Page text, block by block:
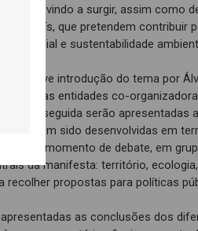
têm vindo a surgir, assim como
país, que pretendem contribuir
social e sustentabilidade
uma breve introdução do tema por
uma das entidades co-
Em seguida serão apresentadas
que têm sido desenvolvidas em
um momento de debate, em
da manifesta: território,
recolher propostas para políticas
as conclusões dos